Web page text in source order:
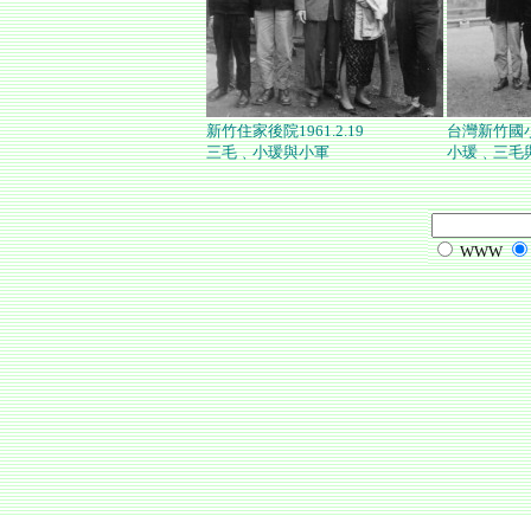
新竹住家後院1961.2.19
三毛﹑小瑗與小軍
台灣新竹國
小瑗﹑三毛
WWW